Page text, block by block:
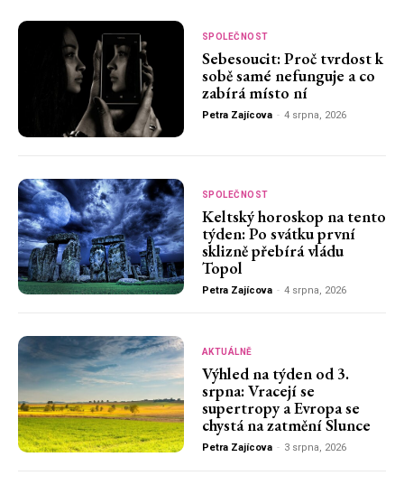
SPOLEČNOST
Sebesoucit: Proč tvrdost k
sobě samé nefunguje a co
zabírá místo ní
Petra Zajícova - 4 srpna, 2026
SPOLEČNOST
Keltský horoskop na tento
týden: Po svátku první
sklizně přebírá vládu
Topol
Petra Zajícova - 4 srpna, 2026
AKTUÁLNĚ
Výhled na týden od 3.
srpna: Vracejí se
supertropy a Evropa se
chystá na zatmění Slunce
Petra Zajícova - 3 srpna, 2026